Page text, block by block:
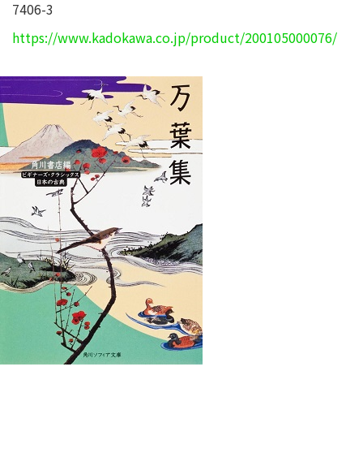
7406-3
https://www.kadokawa.co.jp/product/200105000076/